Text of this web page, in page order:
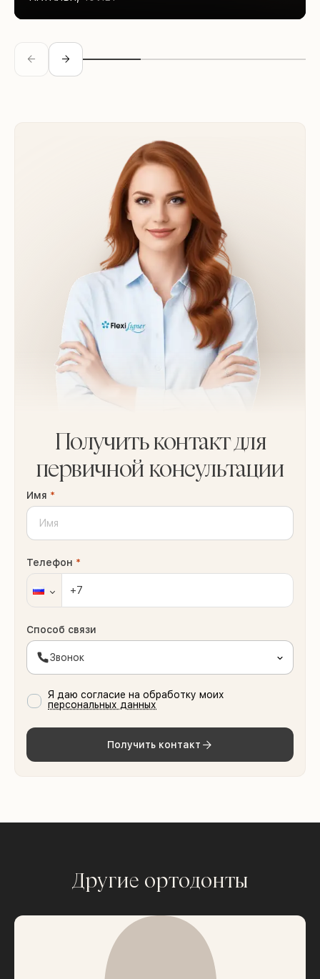
Получить контакт для
первичной консультации
Имя *
Телефон *
Способ связи
Звонок
Я даю согласие на обработку моих
персональных данных
Получить контакт
Другие ортодонты